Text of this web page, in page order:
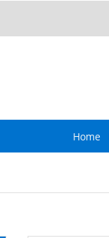
Home